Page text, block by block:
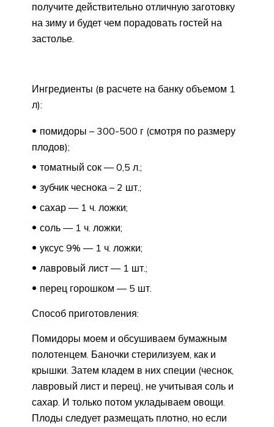
получите действительно отличную заготовку
на зиму и будет чем порадовать гостей на
застолье.
Ингредиенты (в расчете на банку объемом 1
л):
помидоры – 300-500 г (смотря по размеру
плодов);
томатный сок — 0,5 л.;
зубчик чеснока – 2 шт.;
сахар — 1 ч. ложки;
соль — 1 ч. ложки;
уксус 9% — 1 ч. ложки;
лавровый лист — 1 шт.;
перец горошком — 5 шт.
Способ приготовления:
Помидоры моем и обсушиваем бумажным
полотенцем. Баночки стерилизуем, как и
крышки. Затем кладем в них специи (чеснок,
лавровый лист и перец), не учитывая соль и
сахар. И только потом укладываем овощи.
Плоды следует размещать плотно, но если